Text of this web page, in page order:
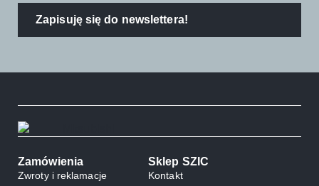
Zapisuję się do newslettera!
Zamówienia
Zwroty i reklamacje
Sklep SZIC
Kontakt